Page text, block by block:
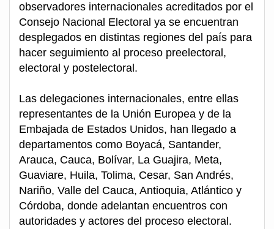
observadores internacionales acreditados por el
Consejo Nacional Electoral ya se encuentran
desplegados en distintas regiones del país para
hacer seguimiento al proceso preelectoral,
electoral y postelectoral.
Las delegaciones internacionales, entre ellas
representantes de la Unión Europea y de la
Embajada de Estados Unidos, han llegado a
departamentos como Boyacá, Santander,
Arauca, Cauca, Bolívar, La Guajira, Meta,
Guaviare, Huila, Tolima, Cesar, San Andrés,
Nariño, Valle del Cauca, Antioquia, Atlántico y
Córdoba, donde adelantan encuentros con
autoridades y actores del proceso electoral.